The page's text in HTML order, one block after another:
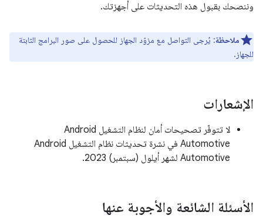
وننصحك بقبول هذه التحديثات على أجهزتك.
ملاحظة: يُرجى التواصل مع مزوّد الجهاز للحصول على صور البرامج الثابتة
للجهاز.
الإشعارات
لا تتوفّر تصحيحات أمان لنظام التشغيل Android
Automotive في نشرة تحديثات نظام التشغيل Android
Automotive لشهر أيلول (سبتمبر) 2023.
الأسئلة الشائعة والأجوبة عنها